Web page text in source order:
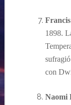
Francis
1898. L
con
Naomi